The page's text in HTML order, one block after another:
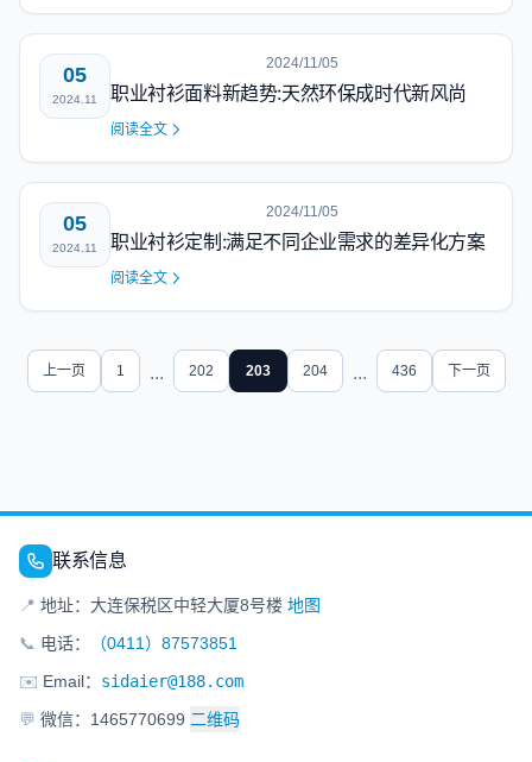
05
2024.11
2024/11/05
职业衬衫面料新趋势:天然环保成时代新风尚
阅读全文
05
2024.11
2024/11/05
职业衬衫定制:满足不同企业需求的差异化方案
阅读全文
上一页 1 ... 202 203 204 ... 436 下一页
联系信息
📍 地址：大连保税区中轻大厦8号楼 地图
📞 电话：
（0411）87573851
✉️ Email： sidaier@188.com
💬 微信：1465770699 二维码